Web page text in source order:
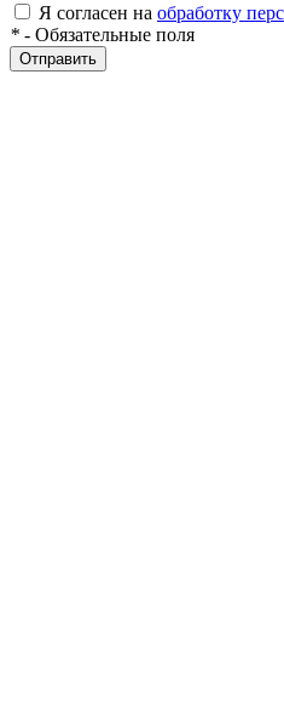
Я согласен на обработку
* - Обязательные поля
Отправить